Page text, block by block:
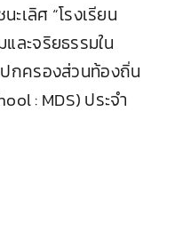
เลิศ “โรงเรียน
ละจริยธรรมใน
กครองส่วนท้องถิ่น
: MDS) ประจำ